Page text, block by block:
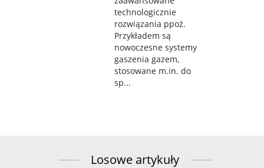
technologicznie
rozwiązania ppoż.
Przykładem są
nowoczesne systemy
gaszenia gazem,
stosowane m.in. do
sp...
Losowe artykuły